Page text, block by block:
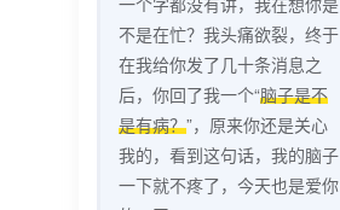
不是在忙？我头痛欲裂，终于
在我给你发了几十条消息之
后，你回了我一个“脑子是不
是有病？”，原来你还是关心
我的，看到这句话，我的脑子
一下就不疼了，今天也是爱你